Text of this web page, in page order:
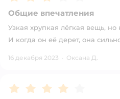
Общие впечатления
Узкая хрупкая лёгкая вещь, но
И когда он её дерет, она
16 декабря 2023 · Оксана Д.
Рейтинг:4